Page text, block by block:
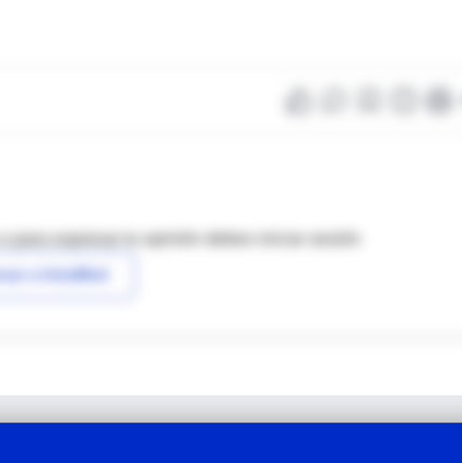
para expresar tu opinión debes iniciar sesión
a IntraMed